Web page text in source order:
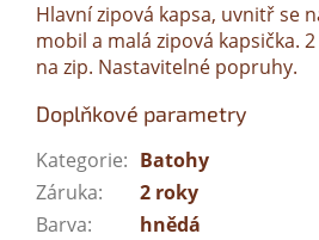
Hlavní zipová kapsa, uvnitř se
mobil a malá zipová kapsička.
na zip. Nastavitelné popruhy.
Doplňkové parametry
Kategorie: Batohy
Záruka:
2 roky
Barva:
hnědá